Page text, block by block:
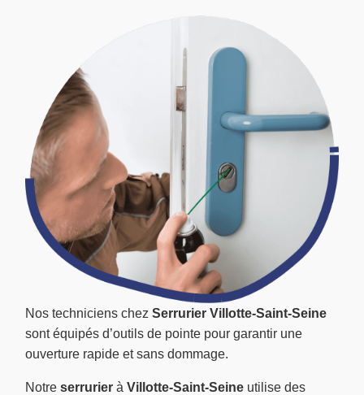
Nos techniciens chez Serrurier Villotte-Saint-Seine
sont équipés d’outils de pointe pour garantir une
ouverture rapide et sans dommage.
Notre serrurier à Villotte-Saint-Seine utilise des